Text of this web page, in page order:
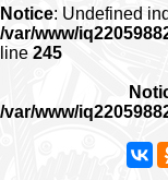
Notice: Undefined
/var/www/
line 245
/var/www/